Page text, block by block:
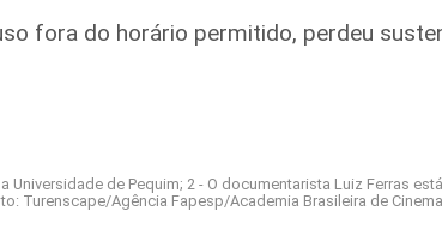
fora do horário permitido, perdeu
de Pequim; 2 - O documentarista Luiz Ferras
Turenscape/Agência Fapesp/Academia Brasileira de